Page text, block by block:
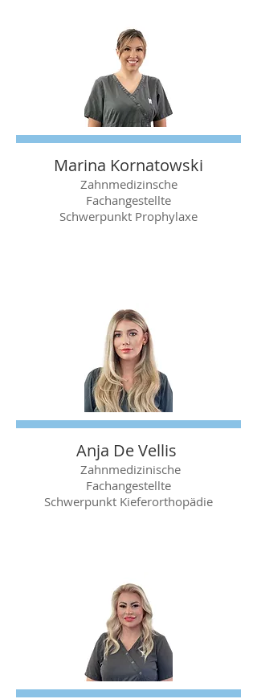
Marina Kornatowski
Zahnmedizinsche
Fachangestellte
​Schwerpunkt Prophylaxe
Anja De Vellis
Zahnmedizinische
Fachangestellte
​Schwerpunkt Kieferorthopädie